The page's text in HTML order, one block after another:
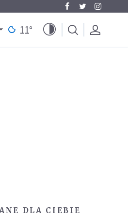
11°
DLA CIEBIE